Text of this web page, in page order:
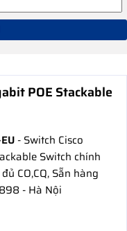
POE Stackable
- Switch Cisco
Switch chính
CO,CQ, Sẵn hàng
- Hà Nội